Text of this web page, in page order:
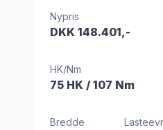
Nypris
DKK 148.401,-
HK/Nm
75 HK / 107 Nm
Bredde